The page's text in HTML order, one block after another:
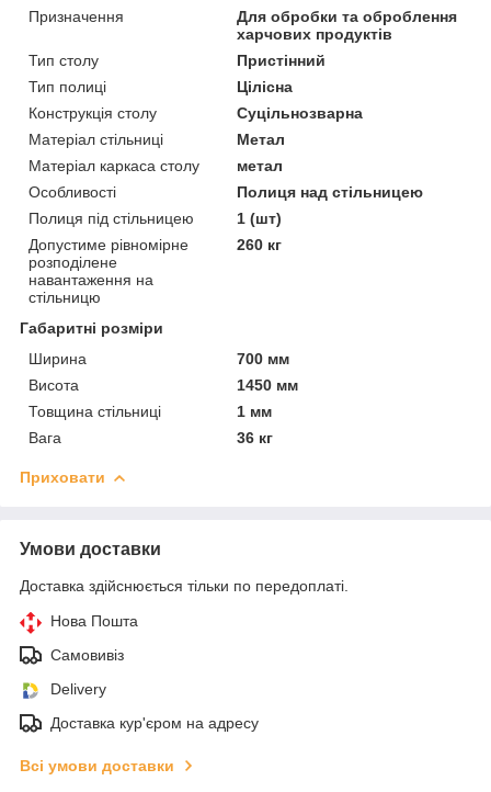
Призначення
Для обробки та оброблення
харчових продуктів
Тип столу
Пристінний
Тип полиці
Цілісна
Конструкція столу
Суцільнозварна
Матеріал стільниці
Метал
Матеріал каркаса столу
метал
Особливості
Полиця над стільницею
Полиця під стільницею
1 (шт)
Допустиме рівномірне
розподілене
навантаження на
стільницю
260 кг
Габаритні розміри
Ширина
700 мм
Висота
1450 мм
Товщина стільниці
1 мм
Вага
36 кг
Приховати
Умови доставки
Доставка здійснюється тільки по передоплаті.
Нова Пошта
Самовивіз
Delivery
Доставка кур'єром на адресу
Всі умови доставки